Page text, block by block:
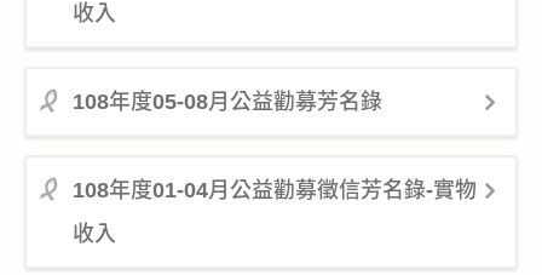
收入
108年度05-08月公益勸募芳名錄
108年度01-04月公益勸募徵信芳名錄-實物
收入